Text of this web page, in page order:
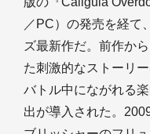
／PC）の発売を経て
ズ最新作だ。前作か
た刺激的なストーリ
バトル中にながれる
出が導入された。